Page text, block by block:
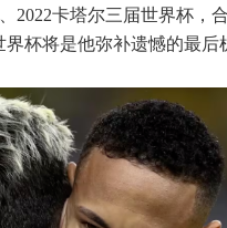
2022卡塔尔三届世界杯，
杯将是他弥补遗憾的最后